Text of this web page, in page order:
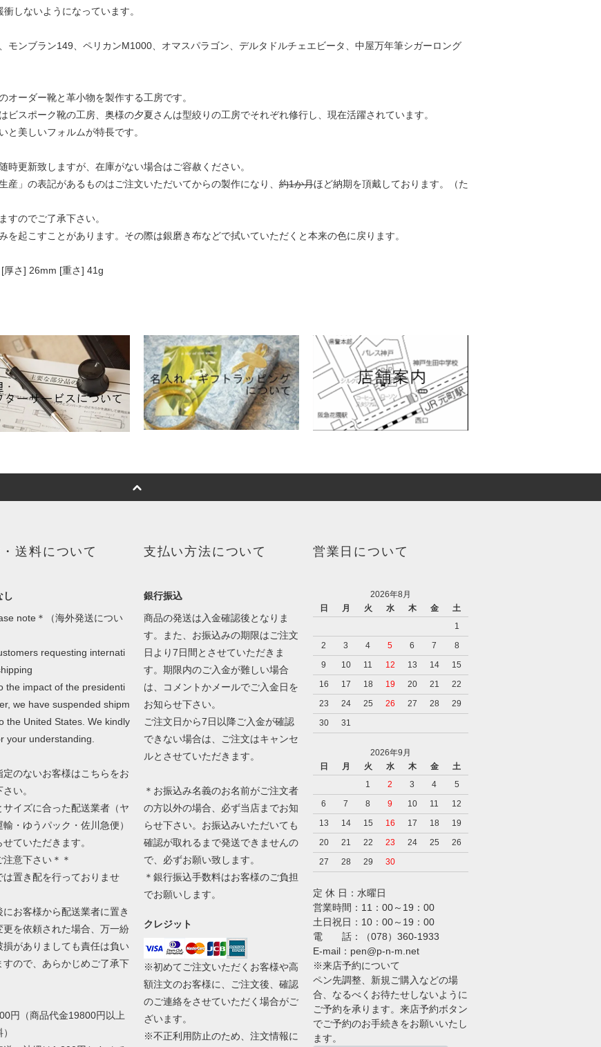
しないようになっています。
モンブラン149、ペリカンM1000、オマスパラゴン、デルタドルチェエビータ、中屋万年筆シガーロング
ーダー靴と革小物を製作する工房です。
ビスポーク靴の工房、奥様の夕夏さんは型絞りの工房でそれぞれ修行し、現在活躍されています。
と美しいフォルムが特長です。
更新致しますが、在庫がない場合はご容赦ください。
産」の表記があるものはご注文いただいてからの製作になり、約1か月ほど納期を頂戴しております。（た
すのでご了承下さい。
を起こすことがあります。その際は銀磨き布などで拭いていただくと本来の色に戻ります。
さ] 26mm [重さ] 41g
送料について
し
note＊（海外発送につい
requesting internati
the impact of the presidenti
we have suspended shipm
the United States. We kindly
your understanding.
定のないお客様はこちらをお
い。
サイズに合った配送業者（ヤ
輸・ゆうパック・佐川急便）
せていただきます。
注意下さい＊＊
は置き配を行っておりませ
にお客様から配送業者に置き
更を依頼された場合、万一紛
損がありましても責任は負い
すので、あらかじめご了承下
円（商品代金19800円以上
支払い方法について
銀行振込
商品の発送は入金確認後となりま
す。また、お振込みの期限はご注文
日より7日間とさせていただきま
す。期限内のご入金が難しい場合
は、コメントかメールでご入金日を
お知らせ下さい。
ご注文日から7日以降ご入金が確認
できない場合は、ご注文はキャンセ
ルとさせていただきます。
＊お振込み名義のお名前がご注文者
の方以外の場合、必ず当店までお知
らせ下さい。お振込みいただいても
確認が取れるまで発送できませんの
で、必ずお願い致します。
＊銀行振込手数料はお客様のご負担
でお願いします。
クレジット
※初めてご注文いただくお客様や高
額注文のお客様に、ご注文後、確認
のご連絡をさせていただく場合がご
ざいます。
※不正利用防止のため、注文情報に
営業日について
2026年8月
日
月 火 水 木 金
土
1
2
3 4 5 6 7
8
9
10 11 12 13 14
15
16
17 18 19 20 21
22
23
24 25 26 27 28
29
30
31
2026年9月
日
月 火 水 木 金
土
1
2 3 4
5
6
7 8 9 10 11
12
13
14 15 16 17 18
19
20
21 22 23 24 25
26
27
28 29 30
定 休 日：水曜日
営業時間：11：00～19：00
土日祝日：10：00～19：00
電 話：（078）360-1933
E-mail：pen@p-n-m.net
※来店予約について
ペン先調整、新規ご購入などの場
合、なるべくお待たせしないように
ご予約を承ります。来店予約ボタン
でご予約のお手続きをお願いいたし
ます。